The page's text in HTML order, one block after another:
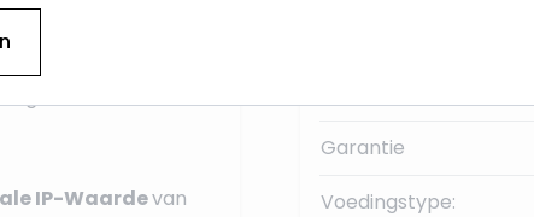
glas, waardoor u met
aan deze
IP-Waardevan
Garantie
Voedingstype: